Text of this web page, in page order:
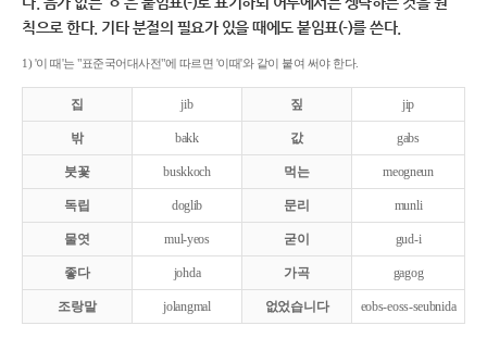
칙으로 한다. 기타 분절의 필요가 있을 때에도 붙임표(-)를 쓴다.
1) '이 때'는 "표준국어대사전"에 따르면 '이때'와 같이 붙여 써야 한다.
집 jib 짚 jip
밖 bakk 값 gabs
붓꽃 buskkoch 먹는 meogneun
독립 doglib 문리 munli
물엿 mul-yeos 굳이 gud-i
좋다 johda 가곡 gagog
조랑말 jolangmal 없었습니다 eobs-eoss-seubnida